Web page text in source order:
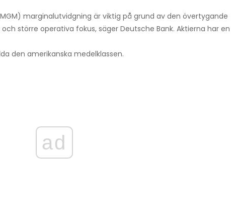
MGM) marginalutvidgning är viktig på grund av den övertygande
större operativa fokus, säger Deutsche Bank. Aktierna har en
den amerikanska medelklassen.
ad